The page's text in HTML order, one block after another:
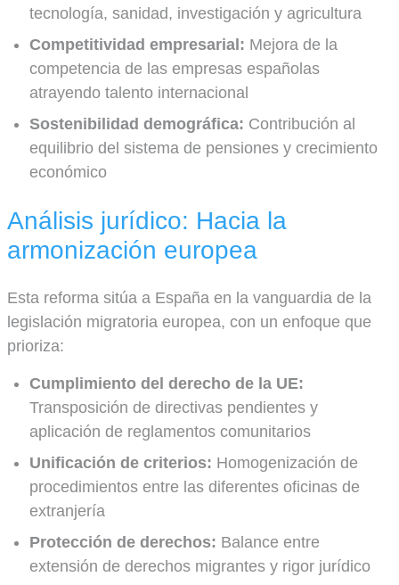
tecnología, sanidad, investigación y agricultura
Competitividad empresarial: Mejora de la
competencia de las empresas españolas
atrayendo talento internacional
Sostenibilidad demográfica: Contribución al
equilibrio del sistema de pensiones y crecimiento
económico
Análisis jurídico: Hacia la
armonización europea
Esta reforma sitúa a España en la vanguardia de la
legislación migratoria europea, con un enfoque que
prioriza:
Cumplimiento del derecho de la UE:
Transposición de directivas pendientes y
aplicación de reglamentos comunitarios
Unificación de criterios: Homogenización de
procedimientos entre las diferentes oficinas de
extranjería
Protección de derechos: Balance entre
extensión de derechos migrantes y rigor jurídico